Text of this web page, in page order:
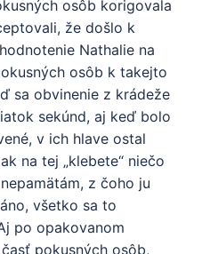
osôb korigovala
že došlo k
Nathalie na
osôb k takejto
sa obvinenie z krádeže
sekúnd, aj keď bolo
v ich hlave ostal
na tej „klebete“ niečo
z čoho ju
všetko sa to
po opakovanom
pokusných osôb,